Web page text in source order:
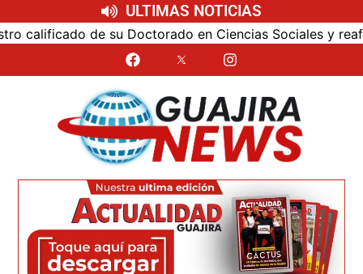
ULTIMAS NOTICIAS
de su Doctorado en Ciencias Sociales y